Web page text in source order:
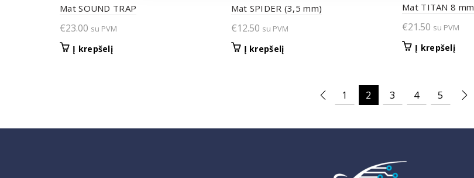
Mat SOUND TRAP
€23.00 su PVM
Į krepšelį
Mat SPIDER (3,5 mm)
€12.50 su PVM
Į krepšelį
Mat TITAN 8 mm
€21.50 su PVM
Į krepšelį
1 2 3 4 5